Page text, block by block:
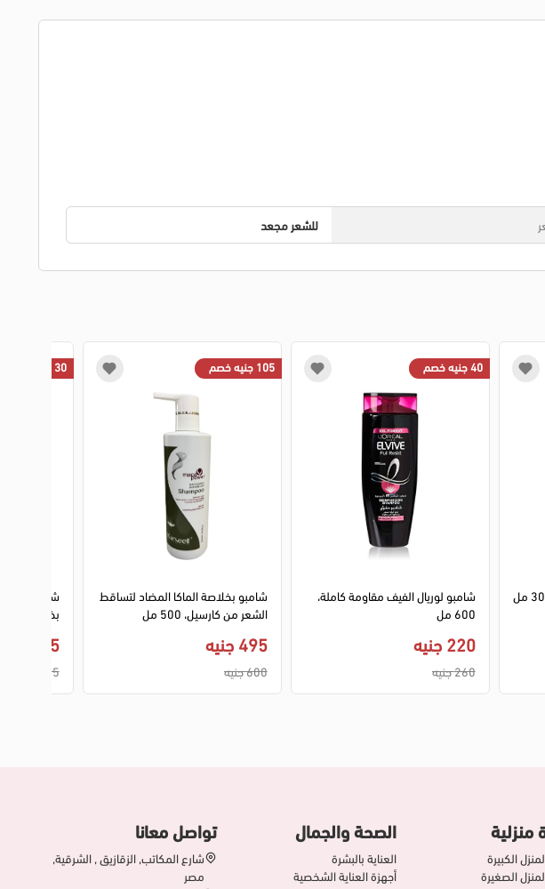
للشعر مجعد
30 جنيه خصم
بخلاصة
135 جنيه
165 جنيه
105 جنيه خصم
شامبو بخلاصة الماكا المضاد لتساقط
الشعر من كارسيل، 500 مل
495 جنيه
600 جنيه
40 جنيه خصم
شامبو لوريال الفيف مقاومة كاملة،
600 مل
220 جنيه
260 جنيه
منزلية
الكبيرة
الصغيرة
الصحة والجمال
العناية بالبشرة
أجهزة العناية الشخصية
تواصل معانا
شارع المكاتب, الزقازيق , الشرقية,
مصر